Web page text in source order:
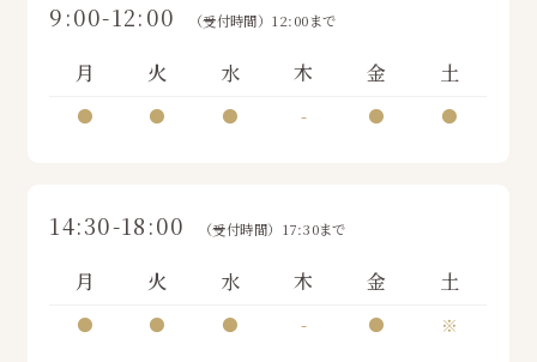
9:00-12:00 （受付時間）12:00まで
月 火 水 木 金 土
● ● ● - ● ●
14:30-18:00 （受付時間）17:30まで
月 火 水 木 金 土
● ● ● - ● ※